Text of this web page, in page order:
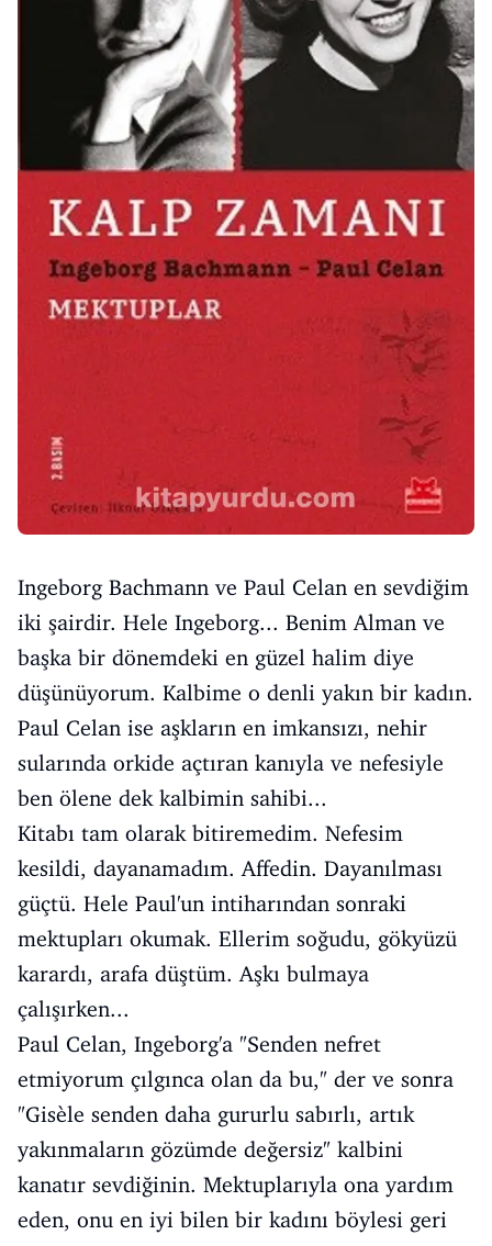
Ingeborg Bachmann ve Paul Celan en sevdiğim
iki şairdir. Hele Ingeborg... Benim Alman ve
başka bir dönemdeki en güzel halim diye
düşünüyorum. Kalbime o denli yakın bir kadın.
Paul Celan ise aşkların en imkansızı, nehir
sularında orkide açtıran kanıyla ve nefesiyle
ben ölene dek kalbimin sahibi...
Kitabı tam olarak bitiremedim. Nefesim
kesildi, dayanamadım. Affedin. Dayanılması
güçtü. Hele Paul'un intiharından sonraki
mektupları okumak. Ellerim soğudu, gökyüzü
karardı, arafa düştüm. Aşkı bulmaya
çalışırken...
Paul Celan, Ingeborg'a "Senden nefret
etmiyorum çılgınca olan da bu," der ve sonra
"Gisèle senden daha gururlu sabırlı, artık
yakınmaların gözümde değersiz" kalbini
kanatır sevdiğinin. Mektuplarıyla ona yardım
eden, onu en iyi bilen bir kadını böylesi geri